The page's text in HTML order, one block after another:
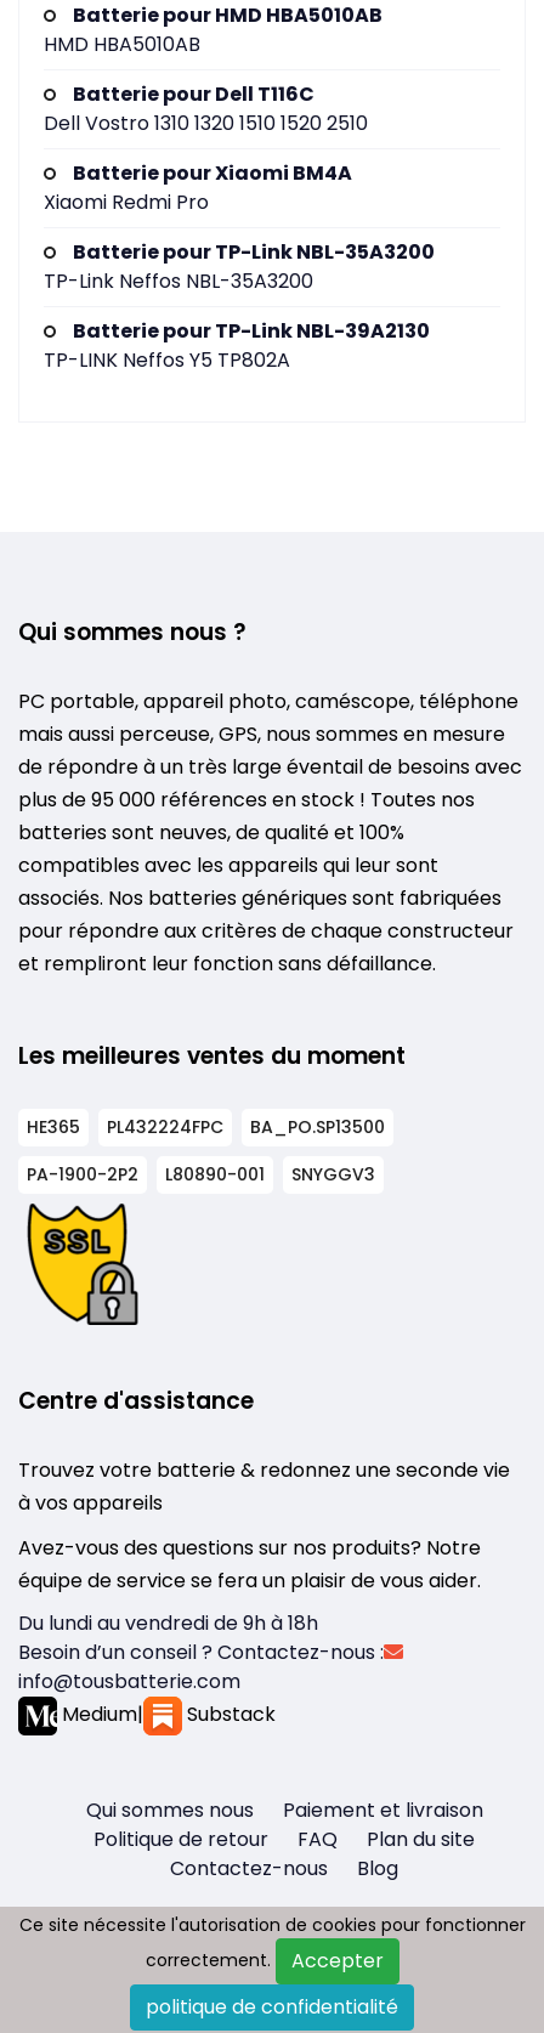
Batterie pour HMD HBA5010AB
HMD HBA5010AB
Batterie pour Dell T116C
Dell Vostro 1310 1320 1510 1520 2510
Batterie pour Xiaomi BM4A
Xiaomi Redmi Pro
Batterie pour TP-Link NBL-35A3200
TP-Link Neffos NBL-35A3200
Batterie pour TP-Link NBL-39A2130
TP-LINK Neffos Y5 TP802A
Qui sommes nous ?
PC portable, appareil photo, caméscope, téléphone
mais aussi perceuse, GPS, nous sommes en mesure
de répondre à un très large éventail de besoins avec
plus de 95 000 références en stock ! Toutes nos
batteries sont neuves, de qualité et 100%
compatibles avec les appareils qui leur sont
associés. Nos batteries génériques sont fabriquées
pour répondre aux critères de chaque constructeur
et rempliront leur fonction sans défaillance.
Les meilleures ventes du moment
HE365 PL432224FPC
BA_PO.SP13500
PA-1900-2P2
L80890-001 SNYGGV3
Centre d'assistance
Trouvez votre batterie & redonnez une seconde vie
à vos appareils
Avez-vous des questions sur nos produits? Notre
équipe de service se fera un plaisir de vous aider.
Du lundi au vendredi de 9h à 18h
Besoin d’un conseil ? Contactez-nous :
info@tousbatterie.com
Medium| Substack
Qui sommes nous
Paiement et livraison
Politique de retour
FAQ
Plan du site
Contactez-nous
Blog
Copyright © 2026 - Tous droit réservés
Tousbatterie.com
Ce site nécessite l'autorisation de cookies pour fonctionner
correctement.
Accepter
politique de confidentialité
Ce site nécessite l'autorisation de cookies pour fonctionner
correctement.
Accepter
politique de confidentialité